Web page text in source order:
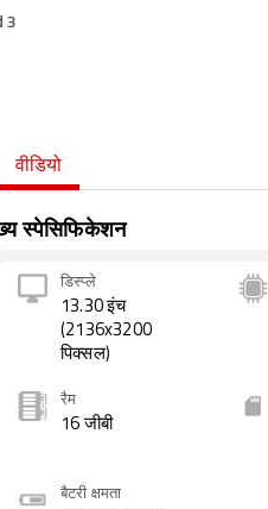
3
वीडियो
स्पेसिफिकेशन
डिस्प्ले
13.30 इंच
(2136x3200
पिक्सल)
रैम
16 जीबी
बैटरी क्षमता